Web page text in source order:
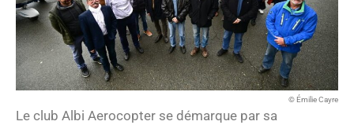
© Émilie Cayre
Le club Albi Aerocopter se démarque par sa